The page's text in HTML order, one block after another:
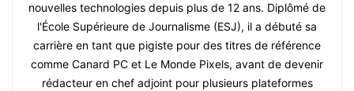
nouvelles technologies depuis plus de 12 ans. Diplômé de
l'École Supérieure de Journalisme (ESJ), il a débuté sa
carrière en tant que pigiste pour des titres de référence
comme Canard PC et Le Monde Pixels, avant de devenir
rédacteur en chef adjoint pour plusieurs plateformes